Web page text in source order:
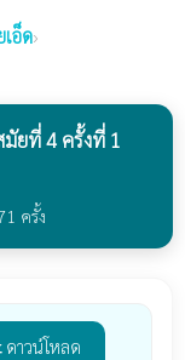
อ็ด›
ยที่ 4 ครั้งที่ 1
ครั้ง
ดาวน์โหลด